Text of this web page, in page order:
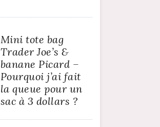
Mini tote bag
Trader Joe’s &
banane Picard –
Pourquoi j’ai fait
la queue pour un
sac à 3 dollars ?